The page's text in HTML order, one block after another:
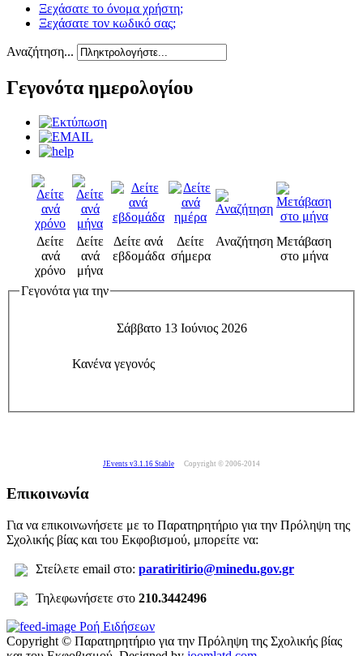
Ξεχάσατε το όνομα χρήστη;
Ξεχάσατε τον κωδικό σας;
Αναζήτηση...
Γεγονότα ημερολογίου
Δείτε
ανά
χρόνο
Δείτε
ανά
μήνα
Δείτε ανά
εβδομάδα
Δείτε
σήμερα
Αναζήτηση Μετάβαση
στο μήνα
Γεγονότα για την
Σάββατο 13 Ιούνιος 2026
Κανένα γεγονός
JEvents v3.1.16 Stable Copyright © 2006-2014
Επικοινωνία
Για να επικοινωνήσετε με το Παρατηρητήριο για την Πρόληψη της
Σχολικής βίας και του Εκφοβισμού, μπορείτε να:
Στείλετε email στο: paratiritirio@minedu.gov.gr
Τηλεφωνήσετε στο 210.3442496
Ροή Ειδήσεων
Copyright © Παρατηρητήριο για την Πρόληψη της Σχολικής βίας